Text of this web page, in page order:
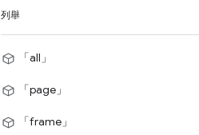
列舉
「all」
「page」
「frame」